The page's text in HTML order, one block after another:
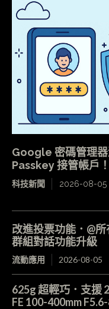
Google 密碼管理
Passkey 接管帳戶！
科技新聞 2026-08-05
改進投票功能．@
群組對話功能升級
流動應用 2026-08-05
625g 超輕巧．支援
FE 100-400mm